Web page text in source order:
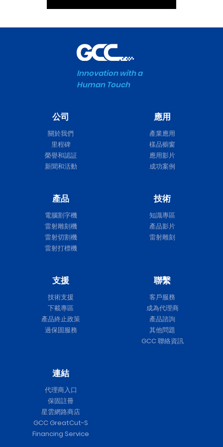
Innovation with a
Human Touch
公司
關於我們
里程碑
榮譽和認証
新聞和活動
應用
產業應用
樣品櫥窗
應用影片
成功案例
產品
電腦割字機
雷射雕刻機
雷射切割機
雷射打標機
技術
知識專區
產品影片
雷射雕刻
支援
技術支援
下載專區
產品終止政策
過保固服務
聯繫
客戶服務
成為代理商
產品諮詢
其他問題
GCC 聯絡資訊
連結
代理商入口
保固註冊
星雲網路商店
GCC GreatCut-S
Financing Service